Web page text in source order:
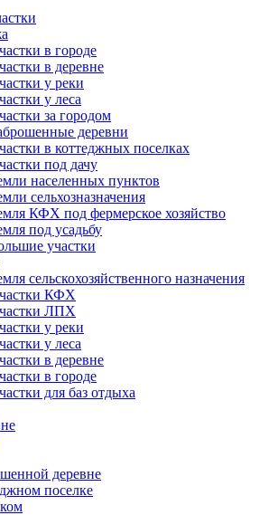
в городе
в деревне
у реки
у леса
за городом
деревни
в коттеджных поселках
под дачу
населенных пунктов
сельхозназначения
КФХ под фермерское хозяйство
под усадьбу
участки
сельскохозяйственного назначения
КФХ
ЛПХ
у реки
у леса
в деревне
в городе
для баз отдыха
деревне
поселке